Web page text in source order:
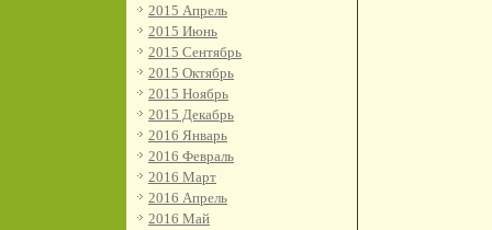
2015 Апрель
2015 Июнь
2015 Сентябрь
2015 Октябрь
2015 Ноябрь
2015 Декабрь
2016 Январь
2016 Февраль
2016 Март
2016 Апрель
2016 Май